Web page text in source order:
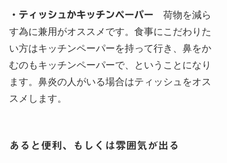
・ティッシュかキッチンペーパー
荷物を減ら
す為に兼用がオススメです。食事にこだわりた
い方はキッチンペーパーを持って行き、鼻をか
むのもキッチンペーパーで、ということになり
ます。鼻炎の人がいる場合はティッシュをオス
スメします。
あると便利、もしくは雰囲気が出る